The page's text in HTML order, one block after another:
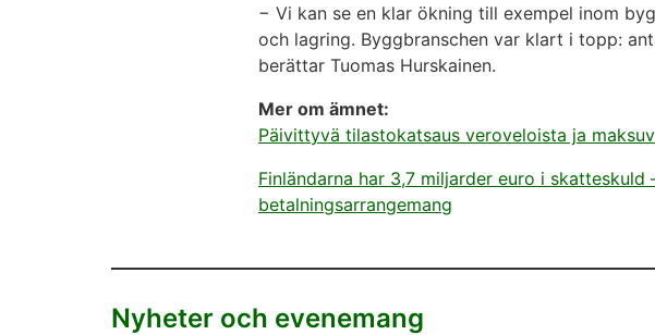
− Vi kan se en klar ökning till exempel inom
och lagring. Byggbranschen var klart i topp:
berättar Tuomas Hurskainen.
Mer om ämnet:
Päivittyvä tilastokatsaus veroveloista ja
Finländarna har 3,7 miljarder euro i
betalningsarrangemang
Nyheter och evenemang